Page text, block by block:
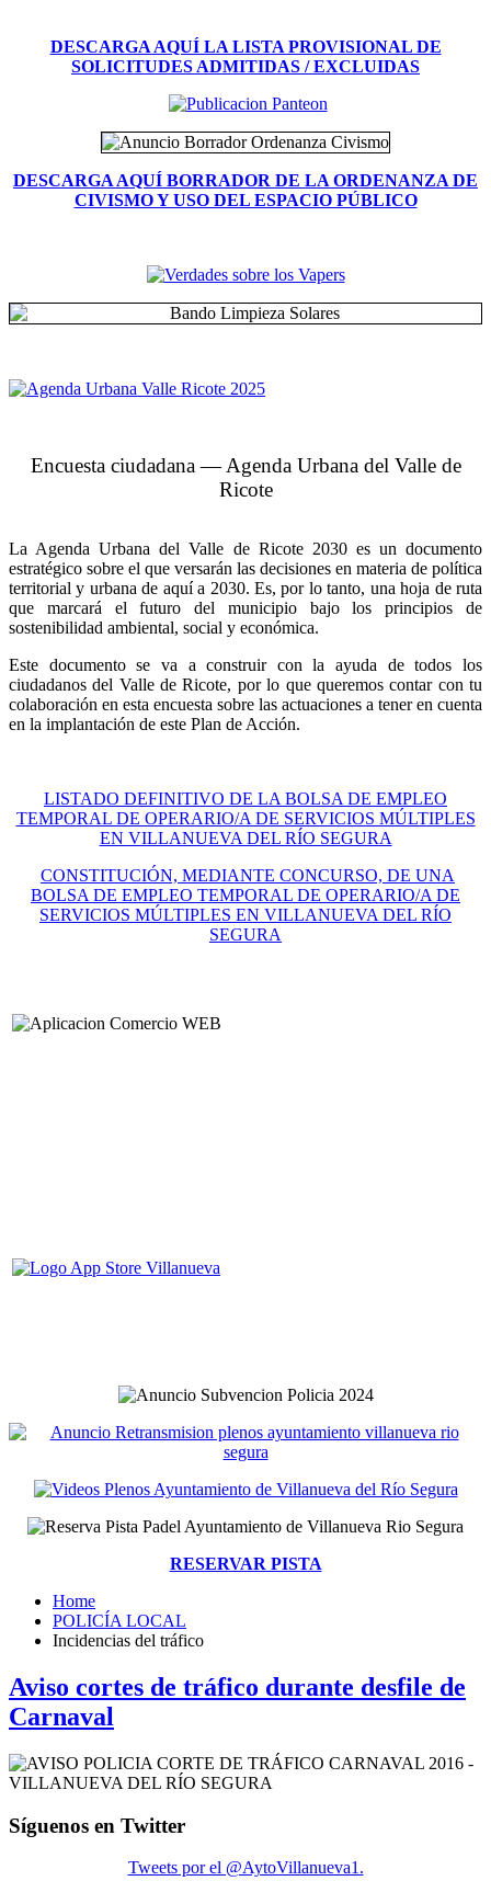
DESCARGA AQUÍ LA LISTA PROVISIONAL DE
SOLICITUDES ADMITIDAS / EXCLUIDAS
DESCARGA AQUÍ BORRADOR DE LA ORDENANZA DE
CIVISMO Y USO DEL ESPACIO PÚBLICO
Encuesta ciudadana — Agenda Urbana del Valle de
Ricote
La Agenda Urbana del Valle de Ricote 2030 es un documento
estratégico sobre el que versarán las decisiones en materia de política
territorial y urbana de aquí a 2030. Es, por lo tanto, una hoja de ruta
que marcará el futuro del municipio bajo los principios de
sostenibilidad ambiental, social y económica.
Este documento se va a construir con la ayuda de todos los
ciudadanos del Valle de Ricote, por lo que queremos contar con tu
colaboración en esta encuesta sobre las actuaciones a tener en cuenta
en la implantación de este Plan de Acción.
LISTADO DEFINITIVO DE LA BOLSA DE EMPLEO
TEMPORAL DE OPERARIO/A DE SERVICIOS MÚLTIPLES
EN VILLANUEVA DEL RÍO SEGURA
CONSTITUCIÓN, MEDIANTE CONCURSO, DE UNA
BOLSA DE EMPLEO TEMPORAL DE OPERARIO/A DE
SERVICIOS MÚLTIPLES EN VILLANUEVA DEL RÍO
SEGURA
RESERVAR PISTA
Home
POLICÍA LOCAL
Incidencias del tráfico
Aviso cortes de tráfico durante desfile de
Carnaval
Síguenos en Twitter
Tweets por el @AytoVillanueva1.